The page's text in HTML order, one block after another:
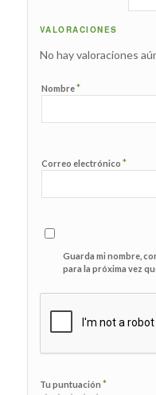
VALORACIONES
No hay valoraciones
Nombre*
Correo electrónico *
Guarda mi nombre,
para la próxima vez
Tu puntuación *